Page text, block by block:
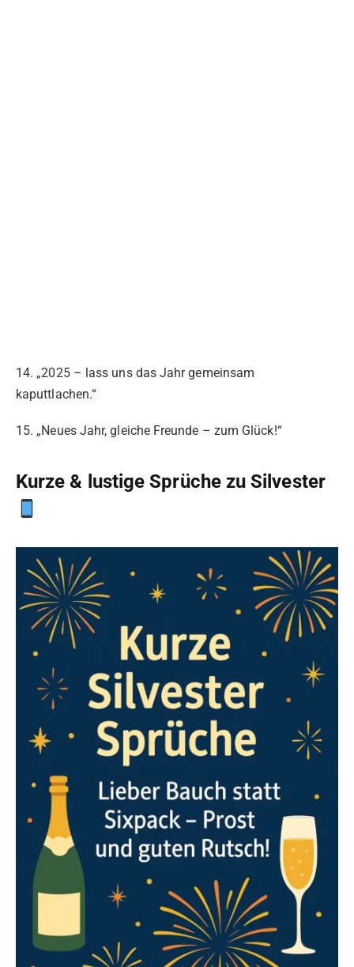
14. „2025 – lass uns das Jahr gemeinsam
kaputtlachen.“
15. „Neues Jahr, gleiche Freunde – zum Glück!“
Kurze & lustige Sprüche zu Silvester